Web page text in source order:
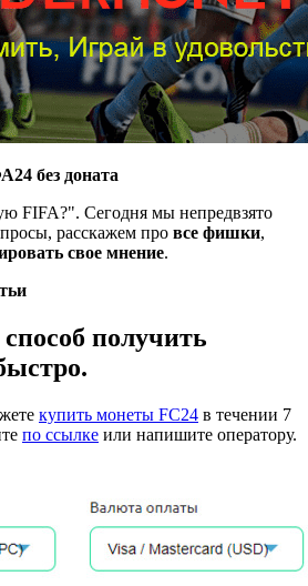
без доната
FIFA?". Сегодня мы непредвзято
расскажем про все фишки,
свое мнение.
получить
купить монеты FC24 в течении 7
по ссылке или напишите оператору.